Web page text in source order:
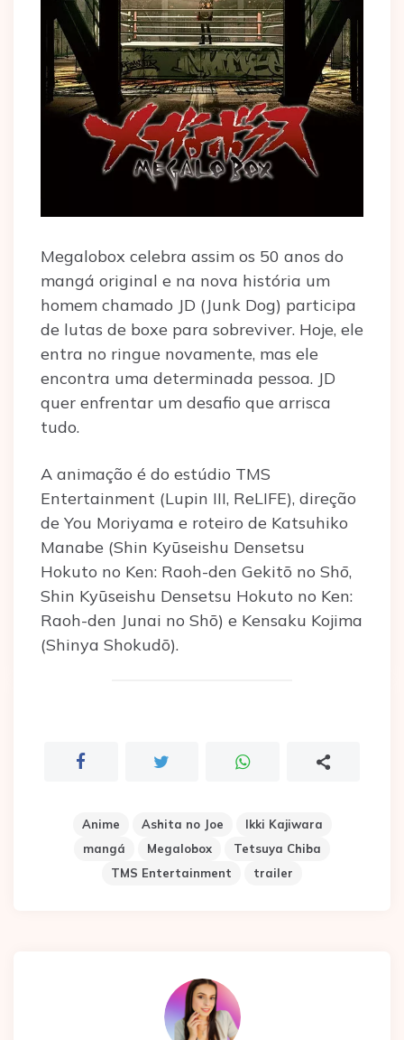
Megalobox celebra assim os 50 anos do
mangá original e na nova história um
homem chamado JD (Junk Dog) participa
de lutas de boxe para sobreviver. Hoje, ele
entra no ringue novamente, mas ele
encontra uma determinada pessoa. JD
quer enfrentar um desafio que arrisca
tudo.
A animação é do estúdio TMS
Entertainment (Lupin III, ReLIFE), direção
de You Moriyama e roteiro de Katsuhiko
Manabe (Shin Kyūseishu Densetsu
Hokuto no Ken: Raoh-den Gekitō no Shō,
Shin Kyūseishu Densetsu Hokuto no Ken:
Raoh-den Junai no Shō) e Kensaku Kojima
(Shinya Shokudō).
Anime Ashita no Joe
Ikki Kajiwara
mangá
Megalobox
Tetsuya Chiba
TMS Entertainment
trailer